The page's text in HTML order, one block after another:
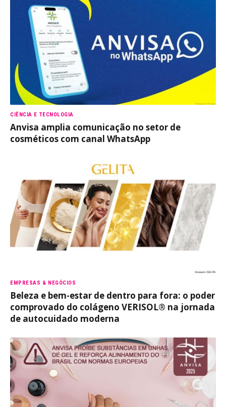
CIÊNCIA E TECNOLOGIA
Anvisa amplia comunicação no setor de
cosméticos com canal WhatsApp
EMPRESAS & NEGÓCIOS
Beleza e bem-estar de dentro para fora: o poder
comprovado do colágeno VERISOL® na jornada
de autocuidado moderna